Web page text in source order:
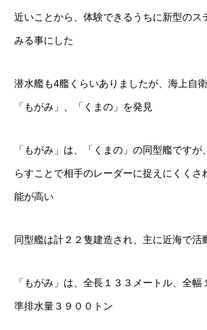
近いことから、体験できるうちに新型のス
みる事にした
潜水艦も4艦くらいありましたが、海上自
「もがみ」、「くまの」を発見
「もがみ」は、「くまの」の同型艦です
らすことで相手のレーダーに捉えにくくさ
能が高い
同型艦は計２２隻建造され、主に近海で活
「もがみ」は、全長１３３メートル、全
準排水量３９００トン